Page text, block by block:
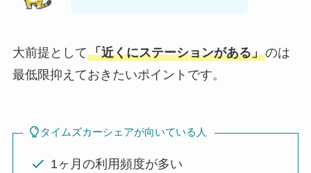
大前提として「近くにステーションがある」のは
最低限抑えておきたいポイントです。
タイムズカーシェアが向いている人
1ヶ月の利用頻度が多い